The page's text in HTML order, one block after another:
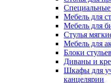
Мебель для
Мебель для
Стулья
Мебель для
Блоки стульев
Диваны и
Шкафы для
канцелярии